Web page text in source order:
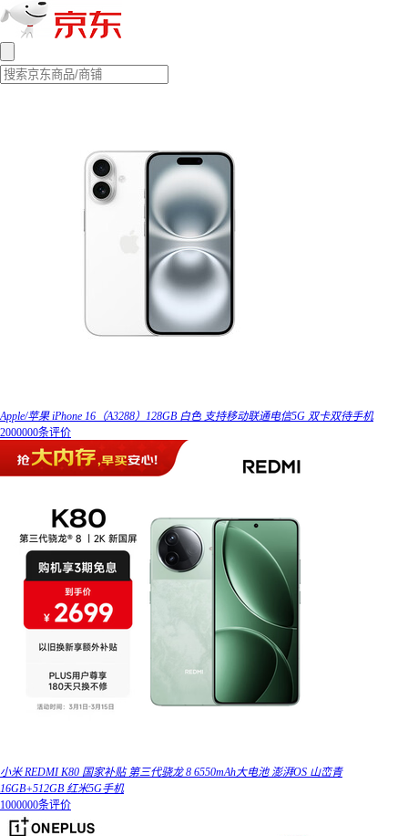
Apple/苹果 iPhone 16（A3288）128GB 白色 支持移动联通电信5G 双卡双待手机
2000000条评价
小米 REDMI K80 国家补贴 第三代骁龙 8 6550mAh大电池 澎湃OS 山峦青
16GB+512GB 红米5G手机
1000000条评价